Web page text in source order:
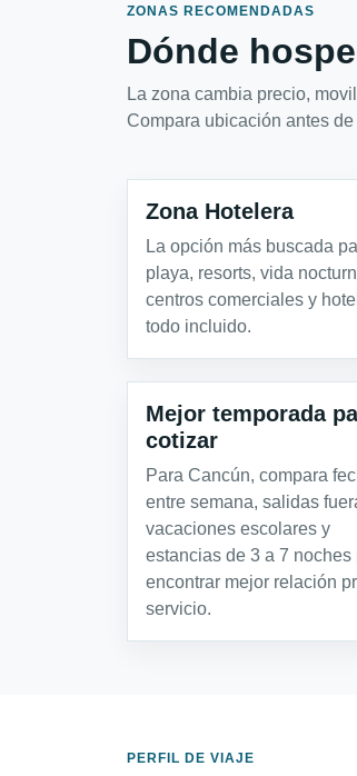
ZONAS RECOMENDADAS
Dónde
La zona cambia precio,
Compara ubicación antes
Zona Hotelera
La opción más buscada
playa, resorts, vida
centros comerciales y
todo incluido.
Mejor temporada
cotizar
Para Cancún, compara
entre semana, salidas
vacaciones escolares y
estancias de 3 a 7 noches
encontrar mejor relación
servicio.
PERFIL DE VIAJE